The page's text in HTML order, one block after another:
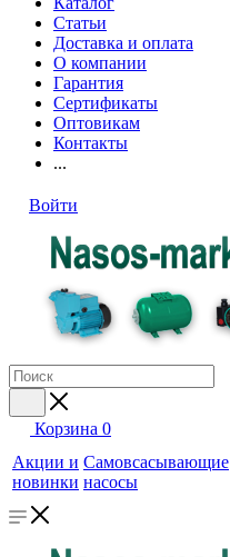
Статьи
Доставка и оплата
О компании
Гарантия
Сертификаты
Оптовикам
Контакты
...
Войти
Корзина 0
Акции и
новинки
Самовсасывающие
насосы